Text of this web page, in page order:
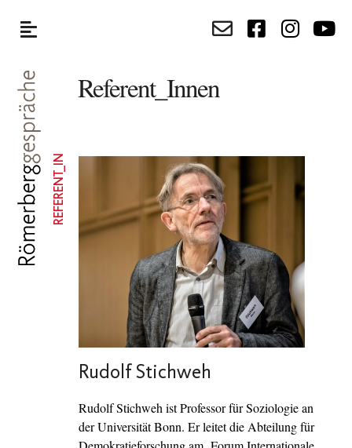
Referent_Innen
REFERENT_IN
Rudolf Stichweh
Rudolf Stichweh ist Professor für Soziologie an
der Universität Bonn. Er leitet die Abteilung für